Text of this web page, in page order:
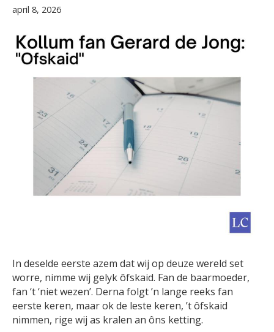
k
april 8, 2026
In deselde eerste azem dat wij op deuze wereld set
worre, nimme wij gelyk ôfskaid. Fan de baarmoeder,
fan ‘t ‘niet wezen’. Derna folgt ’n lange reeks fan
eerste keren, maar ok de leste keren, ’t ôfskaid
nimmen, rige wij as kralen an ôns ketting.